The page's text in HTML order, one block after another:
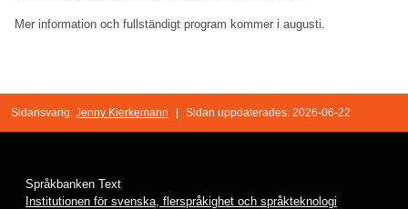
Mer information och fullständigt program kommer i augusti.
Sidansvarig: Jenny Kierkemann Sidan uppdaterades: 2026-06-22
Språkbanken Text
Institutionen för svenska, flerspråkighet och språkteknologi